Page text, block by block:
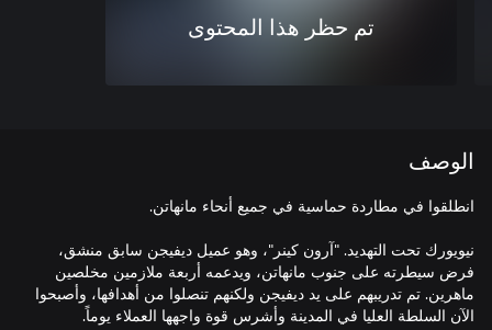
تم حظر هذا المحتوى
الوصف
نيويورك تحت التهديد. "آرون كينر"، وهو عميل ديفيجن سابق منشق،
فرض سيطرته على جنوب مانهاتن، ويدعمه أربعة ملازمين مخلصين
ماهرين. تم تدريبهم على يد ديفيجن ولكنهم تنصلوا من أهدافها، وأصبحوا